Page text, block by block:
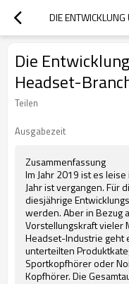
Die
Headset-
Teilen
Ausgabezeit
Zusammenfassung
Im Jahr 2019 ist es
Jahr ist vergangen. Für
diesjährige
werden. Aber in Bezug
Vorstellungskraft vieler
Headset-Industrie geht
unterteilten
Sportkopfhörer oder
Kopfhörer. Die